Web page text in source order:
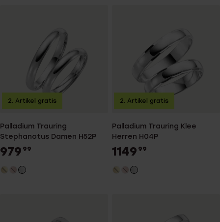
Palladium Trauring
Stephanotus Damen H52P
979 99
2. Artikel gratis
Palladium Trauring Klee
Herren H04P
1149 99
2. Artikel gratis